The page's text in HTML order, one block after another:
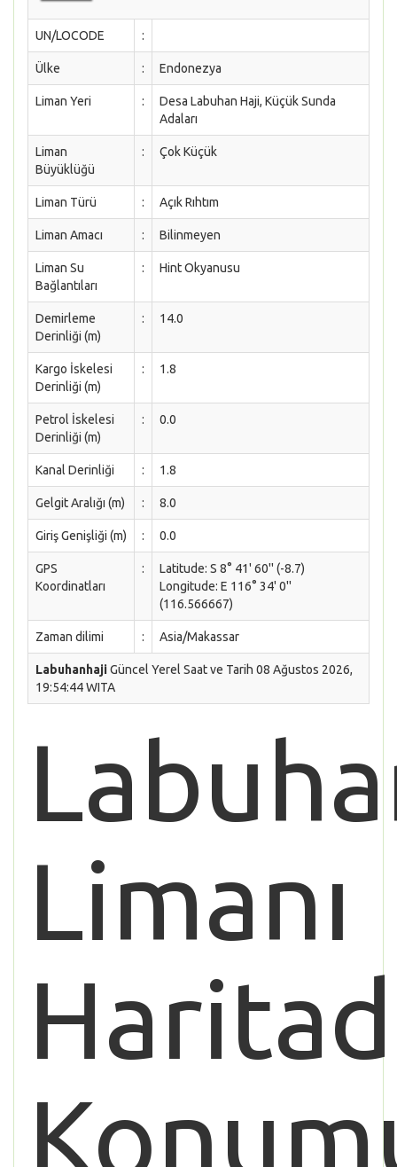
UN/LOCODE :
Ülke : Endonezya
Liman Yeri :
Desa Labuhan Haji, Küçük Sunda
Adaları
Liman
Büyüklüğü
: Çok Küçük
Liman Türü : Açık Rıhtım
Liman Amacı : Bilinmeyen
Liman Su
Bağlantıları
: Hint Okyanusu
Demirleme
Derinliği (m)
: 14.0
Kargo İskelesi
Derinliği (m)
: 1.8
Petrol İskelesi
Derinliği (m)
: 0.0
Kanal Derinliği : 1.8
Gelgit Aralığı (m) : 8.0
Giriş Genişliği (m) : 0.0
GPS
Koordinatları
:
Latitude: S 8° 41' 60'' (-8.7)
Longitude: E 116° 34' 0''
(116.566667)
Zaman dilimi : Asia/Makassar
LabuhanhajiGüncel Yerel Saat ve Tarih 08 Ağustos 2026,
19:54:44 WITA
Limanı